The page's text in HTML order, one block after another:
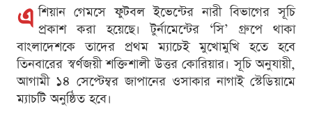
এ শিয়ান গেমসে ফুটবল ইভেন্টের নারী বিভাগের সূচি
প্রকাশ করা হয়েছে। টুর্নামেন্টের ‘সি’ গ্রুপে থাকা
বাংলাদেশকে তাদের প্রথম ম্যাচেই মুখোমুখি হতে হবে
তিনবারের স্বর্ণজয়ী শক্তিশালী উত্তর কোরিয়ার। সূচি অনুযায়ী,
আগামী ১৪ সেপ্টেম্বর জাপানের ওসাকার নাগাই স্টেডিয়ামে
ম্যাচটি অনুষ্ঠিত হবে।